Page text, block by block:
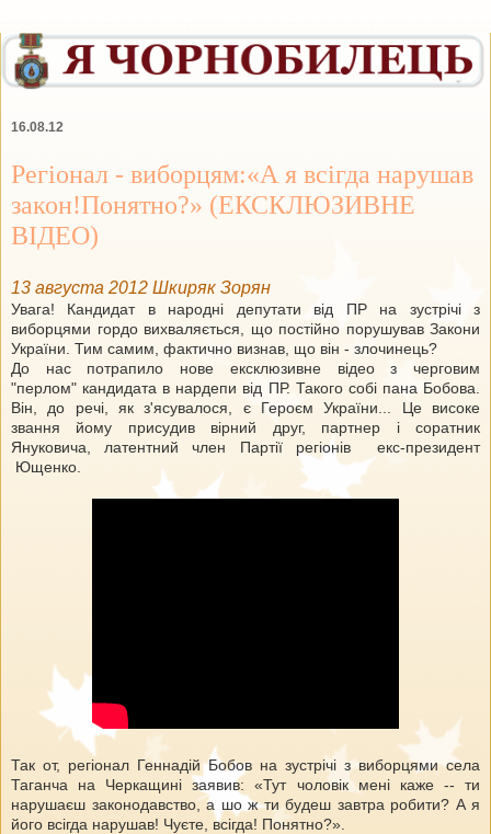
16.08.12
Регіонал - виборцям:«А я всігда нарушав
закон!Понятно?» (ЕКСКЛЮЗИВНЕ
ВІДЕО)
13 августа 2012 Шкиряк Зорян
Увага! Кандидат в народні депутати від ПР на зустрічі з
виборцями гордо вихваляється, що постійно порушував Закони
України. Тим самим, фактично визнав, що він - злочинець?
До нас потрапило нове ексклюзивне відео з
черговим
"перлом" кандидата в нардепи від ПР. Такого собі пана Бобова.
Він, до речі, як з'ясувалося, є Героєм України... Це високе
звання йому присудив вірний друг, партнер і соратник
Януковича, латентний член Партії регіонів екс-президент
Ющенко.
Так от, регіонал Геннадій Бобов на зустрічі з виборцями села
Таганча на Черкащині заявив: «Тут чоловік мені каже -- ти
нарушаєш законодавство, а шо ж ти будеш завтра робити? А я
його всігда нарушав! Чуєте, всігда! Понятно?».